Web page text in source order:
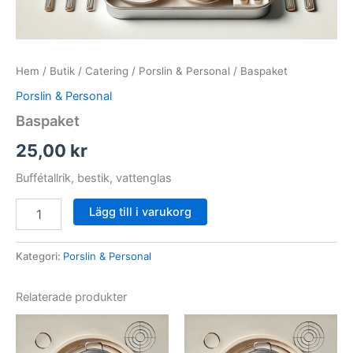
Hem / Butik / Catering / Porslin & Personal / Baspaket
Porslin & Personal
Baspaket
25,00 kr
Buffétallrik, bestik, vattenglas
mängd
Lägg till i varukorg
Kategori: Porslin & Personal
Relaterade produkter